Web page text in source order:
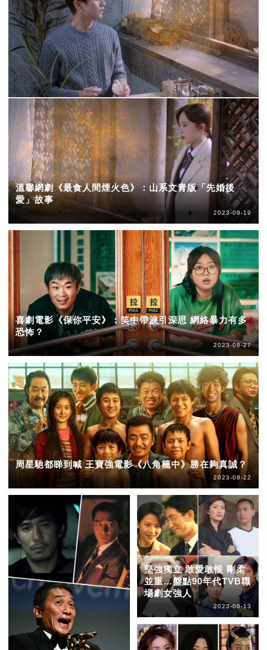
溫馨網劇《最食人間煙火色》：山系文青版「先婚後
愛」故事
2023-09-19
喜劇電影《保你平安》：笑中帶淚引深思 網絡暴力有多
恐怖？
2023-08-27
周星馳都睇到喊 王寶強電影《八角籠中》勝在夠真誠？
2023-08-22
堅強獨立 敢愛敢恨 剛柔
並重…盤點90年代TVB職
場劇女強人
2023-08-13